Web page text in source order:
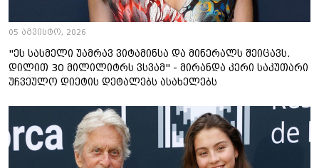
05 აგვისტო, 2026
"ეს სასმელი უამრავ ვიტამინსა და მინერალს შეიცავს.
დილით 30 მილილიტრს ვსვამ" - მირანდა კერი საკუთარი
უჩვეულო დიეტის დეტალებს ასახელებს